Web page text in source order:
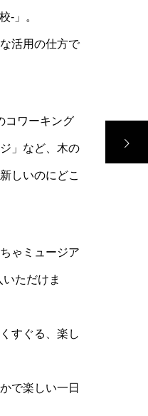
-」。
活用の仕方で
コワーキング
」など、木の
しいのにどこ
ゃミュージア
ただけま
すぐる、楽し
で楽しい一日